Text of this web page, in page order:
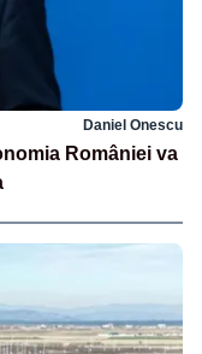
Daniel Onescu
României va